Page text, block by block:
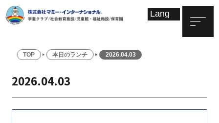
TOP 本日のランチ 2026.04.03
2026.04.03